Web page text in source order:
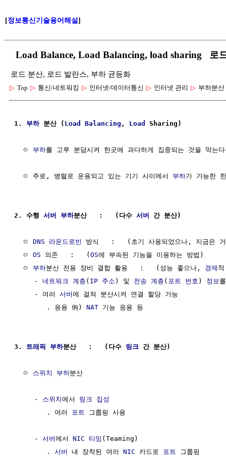
[정보통신기술용어해설]
Load Balance, Load Balancing, load sharing 로
로드 분산, 로드 발란스, 부하 균등화
▷ Top ▷ 통신/네트워킹 ▷ 인터넷/데이터통신 ▷ 인터넷 관리 ▷ 부하분산
1. 부하 분산 ( Load Balancing , Load Sharing)
  ㅇ
부하를 고루 분담시켜 한곳에 과다하게 집중되는 것을 막는
  ㅇ 주로, 병렬로 운용되고 있는 기기 사이에서
부하가 가능한
2. 수행 서버 부하분산   :   (다수 서버 간 분산)
  ㅇ
DNS 라운드로빈
방식   :   (초기 사용되었으나, 지금은
  ㅇ
OS 의존   :   (OS에 부속된 기능을 이용하는 방법)
  ㅇ
부하분산 전용 장비 결합 활용   :   (성능 좋으나, 경제
     -
네트워크 계층 ( IP 주소 ) 및 전송 계층 ( 포트 번호 ) 정보
     - 여러
서버에 걸쳐 분산시켜 연결 할당 가능
        . 응용 例)
NAT 기능 응용 등
3. 트래픽 부하분산   :   (다수 링크 간 분산)
  ㅇ
스위치 부하분산
     -
스위치에서 링크 집성
        . 여러
포트 그룹핑 사용
     -
서버에서 NIC 티밍 (Teaming)
        .
서버 내 장착된 여러 NIC 카드로 포트
그룹핑